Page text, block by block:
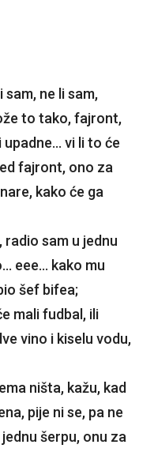
ne li sam,
to tako, fajront,
upadne… vi li to će
fajront, ono za
kako će ga
sam u jednu
eee… kako mu
šef bifea;
mali fudbal, ili
vino i kiselu vodu,
ništa, kažu, kad
pije ni se, pa ne
šerpu, onu za